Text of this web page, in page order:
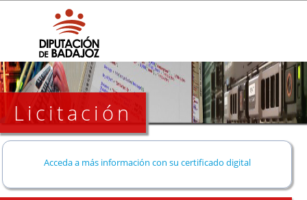
Licitación
Acceda a más información con su certificado digital